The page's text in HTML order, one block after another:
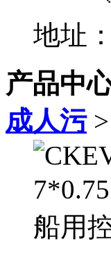
地址
产品中
成人污>